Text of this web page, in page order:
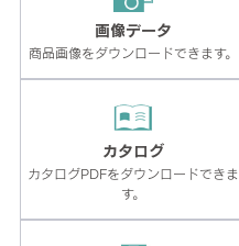
画像データ
商品画像をダウンロードできます。
カタログ
カタログPDFをダウンロードできま
す。